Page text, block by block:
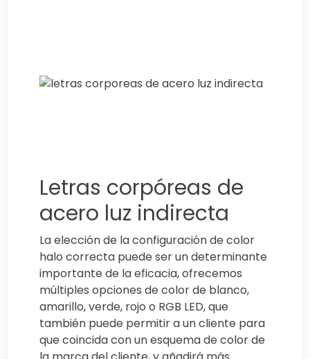
Letras corpóreas de
acero luz indirecta
La elección de la configuración de color
halo correcta puede ser un determinante
importante de la eficacia, ofrecemos
múltiples opciones de color de blanco,
amarillo, verde, rojo o RGB LED, que
también puede permitir a un cliente para
que coincida con un esquema de color de